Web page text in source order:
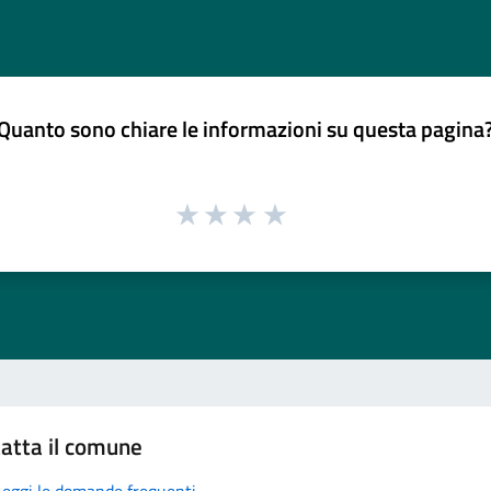
sono chiare le informazioni su questa
il comune